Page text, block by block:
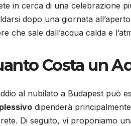
in cerca di una celebrazione
dopo una giornata
che sale dall’acqua calda e
Costa un
al nubilato a Budapest può
dipenderà
Di seguito, vi proponiamo